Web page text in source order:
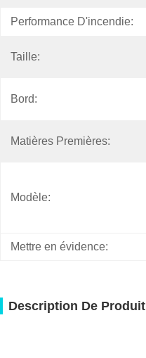
Performance D'incendie:
Taille:
Bord:
Matières Premières:
Modèle:
Mettre en évidence:
Description De Produit